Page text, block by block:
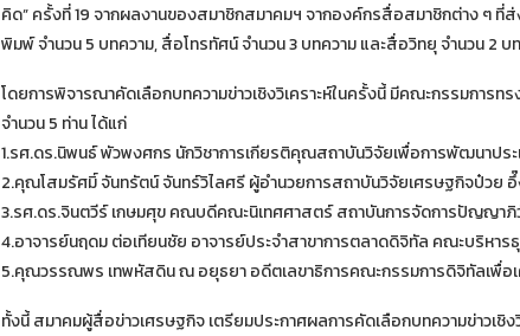
คิด” ครั้งที่ 19 จากผลงานของสมาชิกสมาคมฯ จากองค์กรสื่อสมาชิกต่าง ๆ ที่ส่
พิมพ์ จำนวน 5 บทความ, สื่อโทรทัศน์ จำนวน 3 บทความ และสื่อวิทยุ จำนวน 2 บ
โดยการพิจารณาคัดเลือกบทความข่าวเชิงวิเคราะห์ในครั้งนี้ มีคณะกรรมกา
จำนวน 5 ท่าน ได้แก่
1.รศ.ดร.นิพนธ์ พัวพงศกร นักวิชาการเกียรติคุณสถาบันวิจัยเพื่อการพัฒนาประ
2.คุณโสมรัศมิ์ จันทรัตน์ จันทร์วิไลศรี ผู้อำนวยการสถาบันวิจัยเศรษฐกิจป๋วย
3.รศ.ดร.จินตวีร์ เกษมศุข คณบดีคณะนิเทศศาสตร์ สถาบันการจัดการปัญญา
4.อาจารย์นฤดม ต่อเทียนชัย อาจารย์ประจำสาขาการตลาดดิจิทัล คณะบริหาร
5.คุณวรรณพร เทพหัสดิน ณ อยุธยา อดีตเลขาธิการคณะกรรมการดิจิทัลเพื่อ
ทั้งนี้ สมาคมผู้สื่อข่าวเศรษฐกิจ เตรียมประกาศผลการคัดเลือกบทความข่าวเชิ